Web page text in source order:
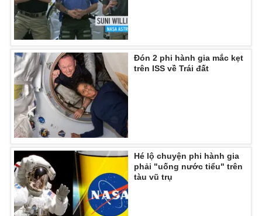
Đón 2 phi hành gia mắc kẹt
trên ISS về Trái đất
Hé lộ chuyện phi hành gia
phải "uống nước tiểu" trên
tàu vũ trụ